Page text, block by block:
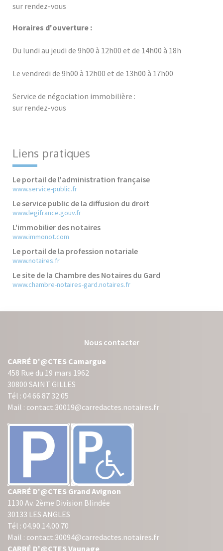
sur rendez-vous
Horaires d'ouverture :
Du lundi au jeudi de 9h00 à 12h00 et de 14h00 à 18h
Le vendredi de 9h00 à 12h00 et de 13h00 à 17h00
Service de négociation immobilière :
sur rendez-vous
Liens pratiques
Le portail de l'administration française
www.service-public.fr
Le service public de la diffusion du droit
www.legifrance.gouv.fr
L'immobilier des notaires
www.immonot.com
Le portail de la profession notariale
www.notaires.fr
Le site de la Chambre des Notaires du Gard
www.chambre-notaires-gard.notaires.fr
Nous contacter
CARRÉ D'@CTES Camargue
458 Rue du 19 mars 1962
30800 SAINT GILLES
Tél : 04 66 87 32 05
Mail : contact.30019@carredactes.notaires.fr
CARRÉ D'@CTES Grand Avignon
1130 Av. 2ème Division Blindée
30133 LES ANGLES
Tél : 04.90.14.00.70
Mail : contact.30094@carredactes.notaires.fr
CARRÉ D'@CTES Vaunage